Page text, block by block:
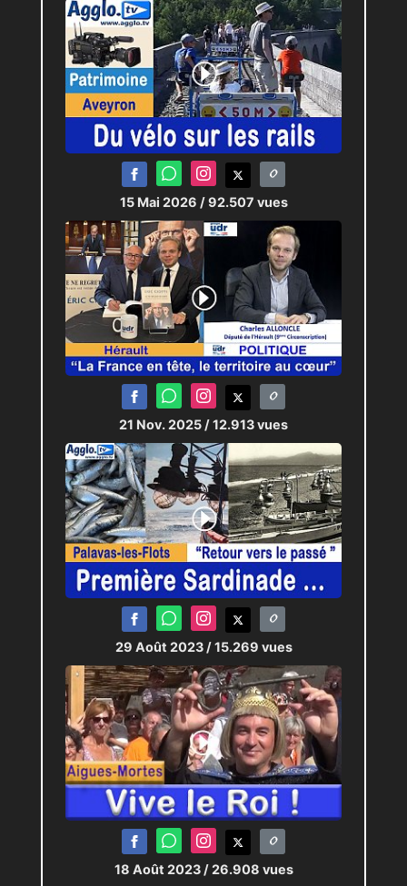
15 Mai 2026 / 92.507 vues
21 Nov. 2025 / 12.913 vues
29 Août 2023 / 15.269 vues
18 Août 2023 / 26.908 vues